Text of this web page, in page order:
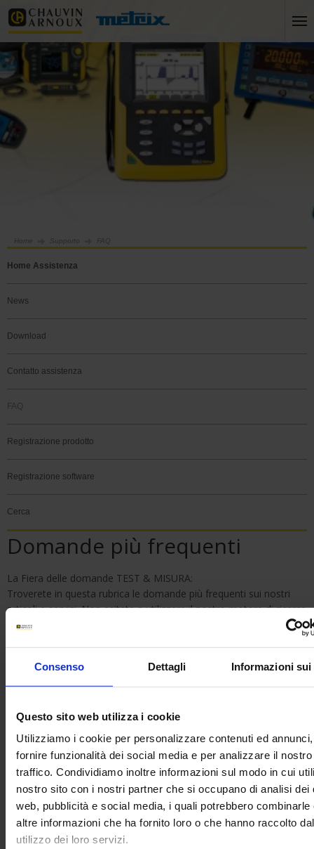
Consenso Dettagli Informazioni sui
Questo sito web utilizza i cookie
Utilizziamo i cookie per personalizzare contenuti ed
fornire funzionalità dei social media e per analizzare il nostro
traffico. Condividiamo inoltre informazioni sul modo in cui
nostro sito con i nostri partner che si occupano di analisi dei
web, pubblicità e social media, i quali potrebbero combinarle
altre informazioni che ha fornito loro o che hanno raccolto
utilizzo dei loro servizi.
Home Supporto FAQ
Home Assistenza
News
Download
Contatto assistenza
FAQ
Registrazione prodotto
Registrazione software
Cerca
Domande più frequenti
La Fiera delle domande TEST & MISURA:
Troverete in questa rubrica le domande più frequenti sui nostri
articoli e servizi. Non esitate a utilizzare il nostro motore di ricerca
mediante le parole chiave per trovare una risposta alla vostra
Parole chiave :
Categoria di prodotto :
Sottocategoria di prodotto :